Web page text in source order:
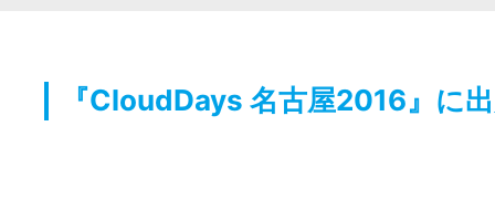
『CloudDays 名古屋2016』に